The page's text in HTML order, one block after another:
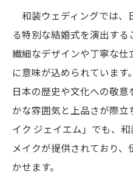
メイクで和装
一生の思い出を作
事前リハーサ
プロに依頼す
撮影スケジュ
和装ウェディングでは、
る特別な結婚式を演出す
繊細なデザインや丁寧な仕
に意味が込められています
日本の歴史や文化への敬
かな雰囲気と上品さが際立
イク ジェイエム」でも、
メイクが提供されており
かせます。